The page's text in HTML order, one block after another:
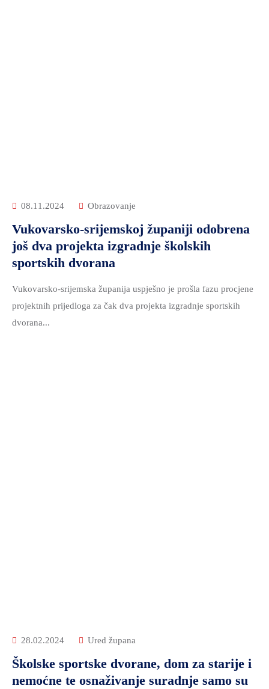
08.11.2024 Obrazovanje
Vukovarsko-srijemskoj županiji odobrena
još dva projekta izgradnje školskih
sportskih dvorana
Vukovarsko-srijemska županija uspješno je prošla fazu procjene
projektnih prijedloga za čak dva projekta izgradnje sportskih
dvorana...
28.02.2024 Ured župana
Školske sportske dvorane, dom za starije i
nemoćne te osnaživanje suradnje samo su